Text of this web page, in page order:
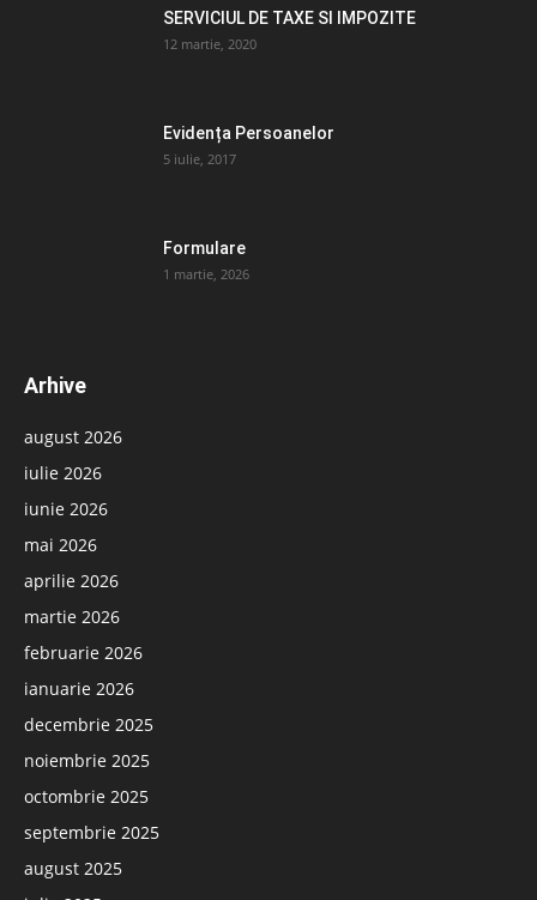
SERVICIUL DE TAXE SI IMPOZITE
12 martie, 2020
Evidența Persoanelor
5 iulie, 2017
Formulare
1 martie, 2026
Arhive
august 2026
iulie 2026
iunie 2026
mai 2026
aprilie 2026
martie 2026
februarie 2026
ianuarie 2026
decembrie 2025
noiembrie 2025
octombrie 2025
septembrie 2025
august 2025